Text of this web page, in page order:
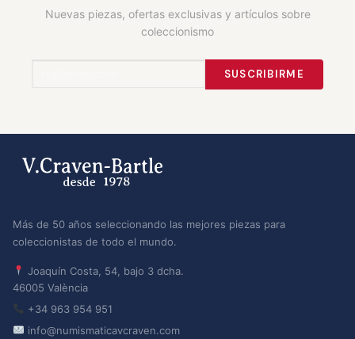
Nuevas piezas, ofertas exclusivas y artículos sobre
coleccionismo
SUSCRIBIRME
Más de 50 años seleccionando las mejores piezas para
coleccionistas de todo el mundo.
Joaquín Costa, 54, bajo 3 dcha.
46005 València
+34 963 954 951
info@numismaticavcraven.com